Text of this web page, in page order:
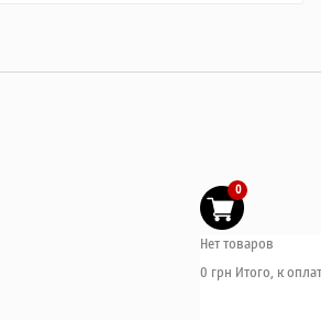
0
Нет товаров
0 грн Итого, к